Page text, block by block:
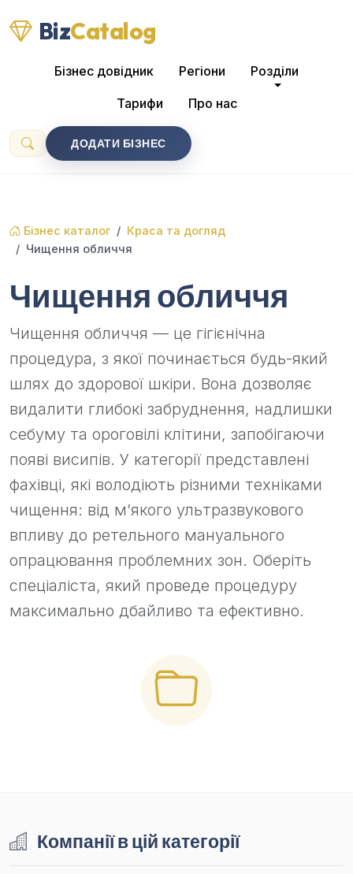
BizCatalog
Бізнес довідник Регіони Розділи
Тарифи Про нас
ДОДАТИ БІЗНЕС
Бізнес каталог
Краса та догляд
Чищення обличчя
Чищення обличчя
Чищення обличчя — це гігієнічна
процедура, з якої починається будь-який
шлях до здорової шкіри. Вона дозволяє
видалити глибокі забруднення, надлишки
себуму та ороговілі клітини, запобігаючи
появі висипів. У категорії представлені
фахівці, які володіють різними техніками
чищення: від м’якого ультразвукового
впливу до ретельного мануального
опрацювання проблемних зон. Оберіть
спеціаліста, який проведе процедуру
максимально дбайливо та ефективно.
Компанії в цій категорії